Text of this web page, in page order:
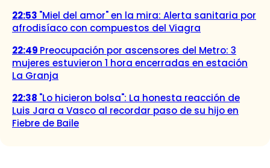
22:53 "Miel del amor" en la mira: Alerta sanitaria por
afrodisíaco con compuestos del Viagra
22:49 Preocupación por ascensores del Metro: 3
mujeres estuvieron 1 hora encerradas en estación
La Granja
22:38 "Lo hicieron bolsa": La honesta reacción de
Luis Jara a Vasco al recordar paso de su hijo en
Fiebre de Baile